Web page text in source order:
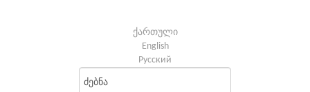
ქართული
English
Русский